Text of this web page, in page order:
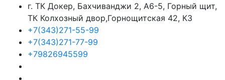
г. ТК Докер, Бахчиванджи 2, А6-5, Горный щит,
ТК Колхозный двор,Горнощитская 42, К3
+7(343)271-55-99
+7(343)271-77-99
+79826945599